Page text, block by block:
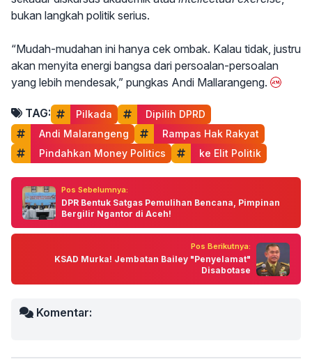
bukan langkah politik serius.
“Mudah-mudahan ini hanya cek ombak. Kalau tidak, justru
akan menyita energi bangsa dari persoalan-persoalan
yang lebih mendesak,” pungkas Andi Mallarangeng.
TAG: Pilkada
Dipilih DPRD
Andi Malarangeng
Rampas Hak Rakyat
Pindahkan Money Politics
ke Elit Politik
Pos Sebelumnya:
DPR Bentuk Satgas Pemulihan Bencana, Pimpinan
Bergilir Ngantor di Aceh!
Pos Berikutnya:
KSAD Murka! Jembatan Bailey "Penyelamat"
Disabotase
Komentar: